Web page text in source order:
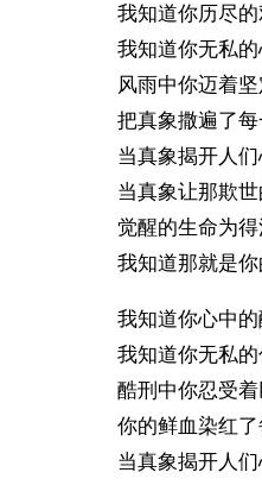
我知道你历尽
我知道你无私的
风雨中你迈着
把真象撒遍了
当真象揭开人
当真象让那欺
觉醒的生命为
我知道那就是
我知道你心中
我知道你无私的
酷刑中你忍受
你的鲜血染红
当真象揭开人